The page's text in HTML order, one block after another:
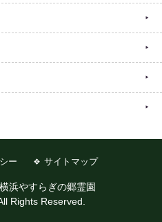
ー サイトマップ
浜やすらぎの郷霊園
Rights Reserved.